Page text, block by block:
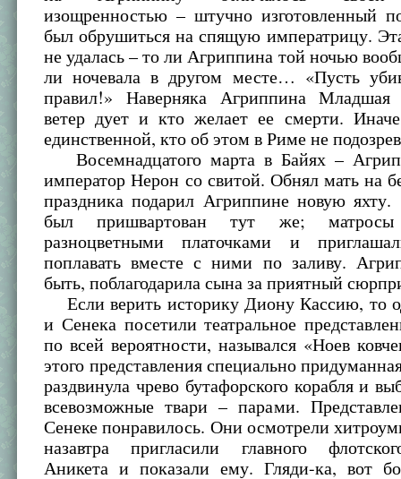
изощренностью – штучно изготовленный
был обрушиться на спящую императрицу.
не удалась – то ли Агриппина той ночью
ли ночевала в другом месте… «Пусть
правил!» Наверняка Агриппина Младшая
ветер дует и кто желает ее смерти.
единственной, кто об этом в Риме не
Восемнадцатого марта в Байях –
император Нерон со свитой. Обнял мать на
праздника подарил Агриппине новую яхту.
был пришвартован тут же; матросы
разноцветными платочками и
поплавать вместе с ними по заливу.
быть, поблагодарила сына за приятный
Если верить историку Диону Кассию, то
и Сенека посетили театральное
по всей вероятности, назывался «Ноев
этого представления специально
раздвинула чрево бутафорского корабля и
всевозможные твари – парами.
Сенеке понравилось. Они осмотрели
назавтра пригласили главного
Аникета и показали ему. Гляди-ка, вот